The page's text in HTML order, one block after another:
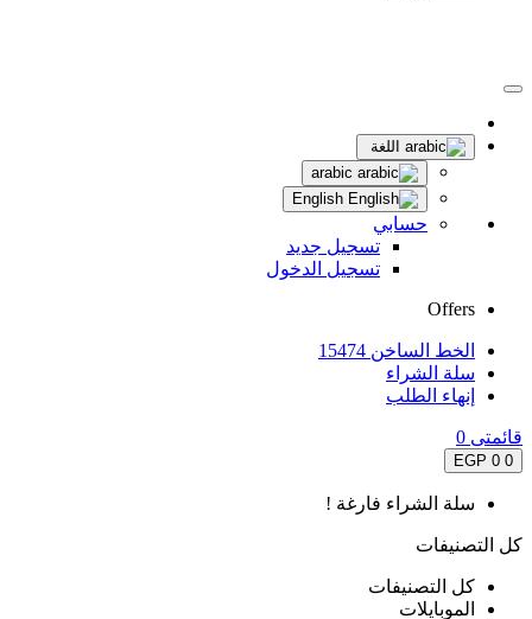
اللغة
حسابي
تسجيل جديد
تسجيل الدخول
Offers
الخط الساخن 15474
سلة الشراء
إنهاء الطلب
قائمتى 0
0
0 EGP
سلة الشراء فارغة !
كل التصنيفات
كل التصنيفات
الموبايلات